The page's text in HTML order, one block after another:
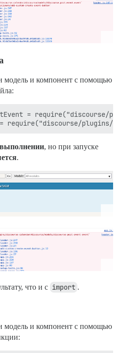
и компонент с помощью
=
выполнении, но при запуске
.
что и с import .
и компонент с помощью